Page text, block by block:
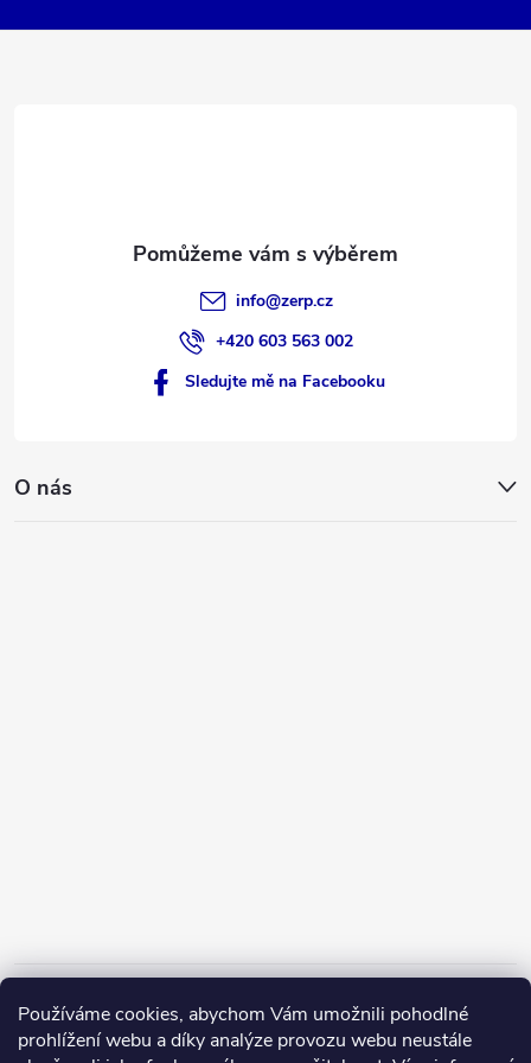
Používáme cookies, abychom Vám umožnili pohodlné
prohlížení webu a díky analýze provozu webu neustále
a
info@zerp.cz
+420 603 563 002
Sledujte mě na Facebooku
O nás